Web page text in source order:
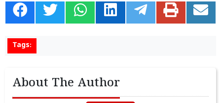
Tags:
About The Author